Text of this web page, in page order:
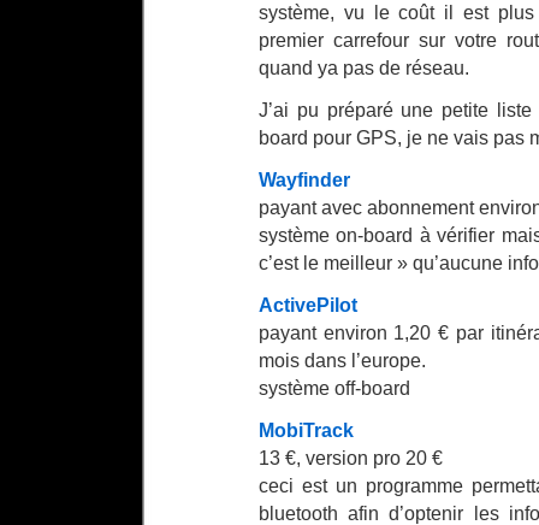
système, vu le coût il est plus
premier carrefour sur votre
quand ya pas de réseau.
J’ai pu préparé une petite
board pour GPS, je ne vais pas
Wayfinder
payant avec abonnement
système on-board à vérifier
c’est le meilleur » qu’aucune
ActivePilot
payant environ 1,20 € par
mois dans l’europe.
système off-board
MobiTrack
13 €, version pro 20 €
ceci est un programme
bluetooth afin d’optenir les